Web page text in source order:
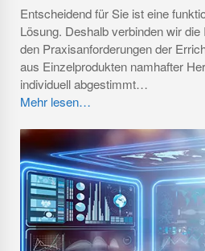
Entscheidend für Sie ist eine
Lösung. Deshalb verbinden wir
den Praxisanforderungen der
aus Einzelprodukten namhafter
individuell abgestimmt…
Mehr lesen…
Vorsprung durch
Und